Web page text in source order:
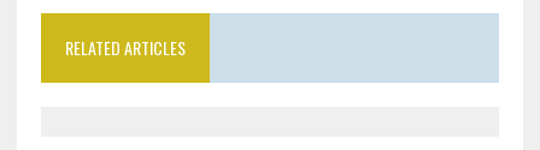
RELATED ARTICLES